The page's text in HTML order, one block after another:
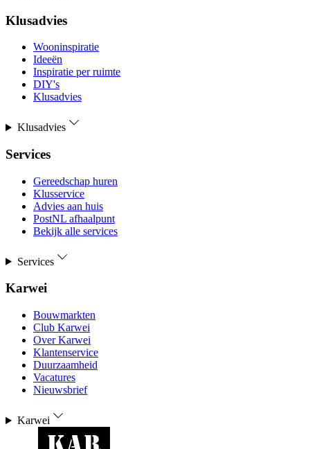
Klusadvies
Wooninspiratie
Ideeën
Inspiratie per ruimte
DIY's
Klusadvies
Klusadvies
Services
Gereedschap huren
Klusservice
Advies aan huis
PostNL afhaalpunt
Bekijk alle services
Services
Karwei
Bouwmarkten
Club Karwei
Over Karwei
Klantenservice
Duurzaamheid
Vacatures
Nieuwsbrief
Karwei